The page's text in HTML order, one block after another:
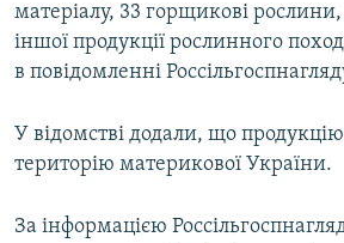
матеріалу, 33 горщикові рослини,
іншої продукції рослинного
в повідомленні
У відомстві додали, що
територію материкової України.
За інформацією